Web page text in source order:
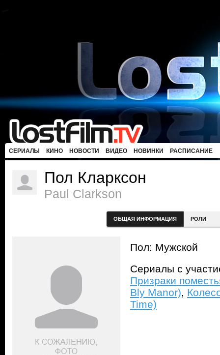
СЕРИАЛЫ КИНО НОВОСТИ ВИДЕО НОВИНКИ РАСПИСАНИЕ
Пол Кларксон
Paul Clarkson
ОБЩАЯ ИНФОРМАЦИЯ РОЛИ
Пол: Мужской
Сериалы с
Призраки
Bly Manor),
Time)